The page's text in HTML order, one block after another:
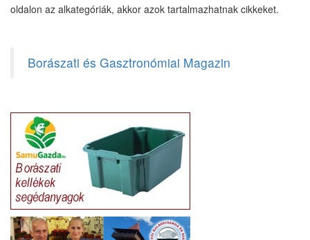
oldalon az alkategóriák, akkor azok tartalmazhatnak cikkeket.
Borászati és Gasztronómiai Magazin